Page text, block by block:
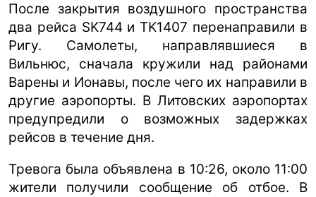
После закрытия воздушного пространства
два рейса SK744 и TK1407 перенаправили в
Ригу. Самолеты, направлявшиеся в
Вильнюс, сначала кружили над районами
Варены и Ионавы, после чего их направили в
другие аэропорты. В Литовских аэропортах
предупредили о возможных задержках
рейсов в течение дня.
Тревога была объявлена ​​в 10:26, около 11:00
жители получили сообщение об отбое. В